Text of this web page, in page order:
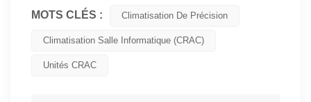
MOTS CLÉS : Climatisation De Précision
Climatisation Salle Informatique (CRAC)
Unités CRAC